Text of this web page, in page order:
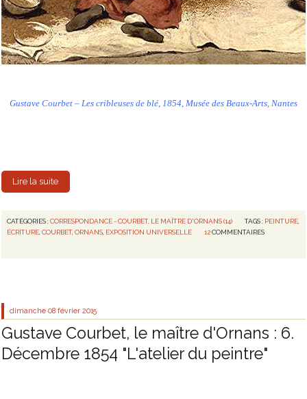
Gustave Courbet – Les cribleuses de blé, 1854, Musée des Beaux-Arts, Nantes
Lire la suite
CATÉGORIES :CORRESPONDANCE - COURBET, LE MAÎTRE D'ORNANS (14) TAGS : PEINTURE
ÉCRITURE ,COURBET,ORNANS EXPOSITION UNIVERSELLE 12 COMMENTAIRES
dimanche 08 février 2015
Gustave Courbet, le maître d'Ornans : 6.
Décembre 1854 "L'atelier du peintre"